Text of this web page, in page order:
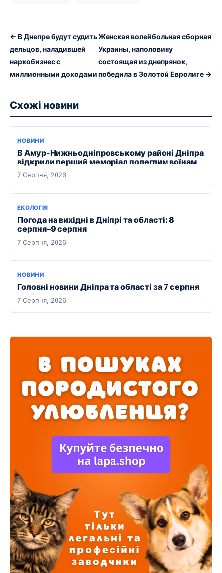
← В Днепре будут судить
дельцов, наладившей
наркобизнес с
миллионными доходами
Женская волейбольная сборная
Украины, наполовину
состоящая из днепрянок,
победила в Золотой Евролиге →
Схожі новини
НОВИНИ
В Амур-Нижньодніпровському районі Дніпра
відкрили перший меморіал полеглим воїнам
7 Серпня, 2026
ЕКОЛОГІЯ
Погода на вихідні в Дніпрі та області: 8
серпня–9 серпня
7 Серпня, 2026
НОВИНИ
Головні новини Дніпра та області за 7 серпня
7 Серпня, 2026